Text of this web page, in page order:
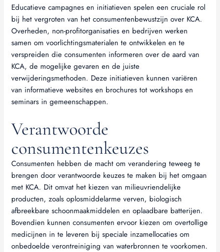
Educatieve campagnes en initiatieven spelen een cruciale rol
bij het vergroten van het consumentenbewustzijn over KCA.
Overheden, non-profitorganisaties en bedrijven werken
samen om voorlichtingsmaterialen te ontwikkelen en te
verspreiden die consumenten informeren over de aard van
KCA, de mogelijke gevaren en de juiste
verwijderingsmethoden. Deze initiatieven kunnen variëren
van informatieve websites en brochures tot workshops en
seminars in gemeenschappen.
Verantwoorde
consumentenkeuzes
Consumenten hebben de macht om verandering teweeg te
brengen door verantwoorde keuzes te maken bij het omgaan
met KCA. Dit omvat het kiezen van milieuvriendelijke
producten, zoals oplosmiddelarme verven, biologisch
afbreekbare schoonmaakmiddelen en oplaadbare batterijen.
Bovendien kunnen consumenten ervoor kiezen om overtollige
medicijnen in te leveren bij speciale inzamellocaties om
onbedoelde verontreiniging van waterbronnen te voorkomen.